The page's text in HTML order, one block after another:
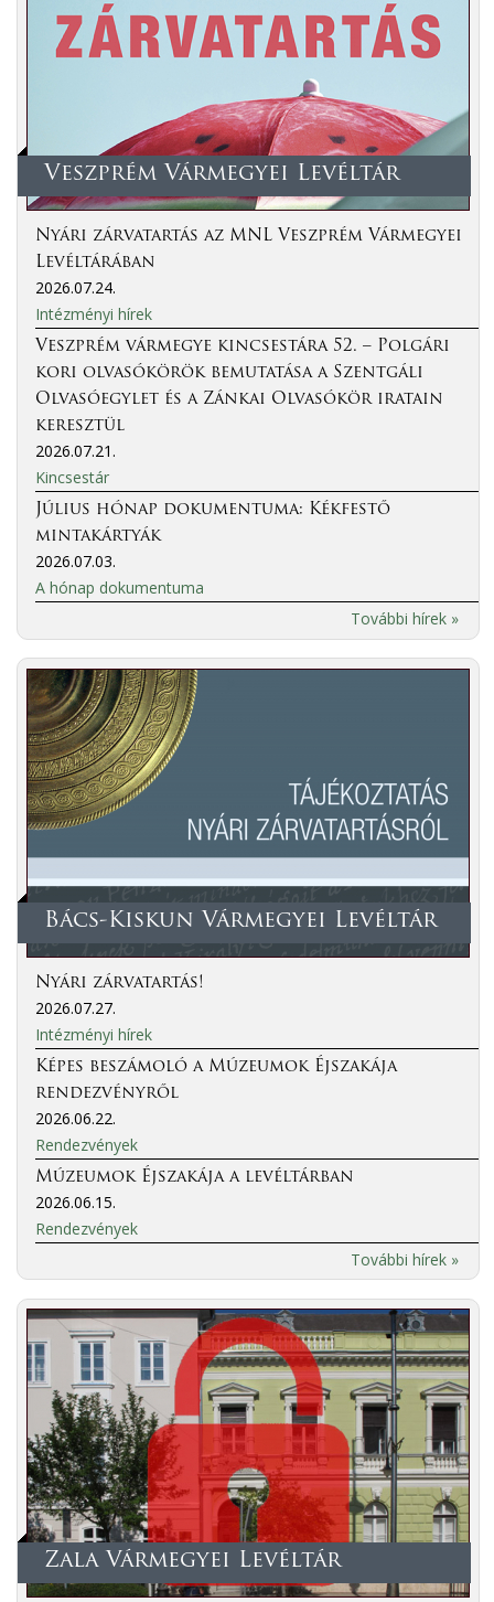
Veszprém Vármegyei Levéltár
Nyári zárvatartás az MNL Veszprém Vármegyei
Levéltárában
2026.07.24.
Intézményi hírek
Veszprém vármegye kincsestára 52. – Polgári
kori olvasókörök bemutatása a Szentgáli
Olvasóegylet és a Zánkai Olvasókör iratain
keresztül
2026.07.21.
Kincsestár
Július hónap dokumentuma: Kékfestő
mintakártyák
2026.07.03.
A hónap dokumentuma
További hírek »
Bács-Kiskun Vármegyei Levéltár
Nyári zárvatartás!
2026.07.27.
Intézményi hírek
Képes beszámoló a Múzeumok Éjszakája
rendezvényről
2026.06.22.
Rendezvények
Múzeumok Éjszakája a levéltárban
2026.06.15.
Rendezvények
További hírek »
Zala Vármegyei Levéltár